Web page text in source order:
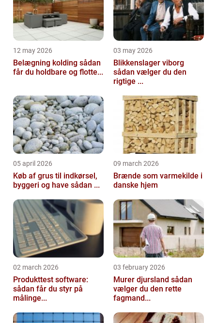
12 may 2026
Belægning kolding sådan
får du holdbare og flotte...
03 may 2026
Blikkenslager viborg
sådan vælger du den
rigtige ...
05 april 2026
Køb af grus til indkørsel,
byggeri og have sådan ...
09 march 2026
Brænde som varmekilde i
danske hjem
02 march 2026
Produkttest software:
sådan får du styr på
målinge...
03 february 2026
Murer djursland sådan
vælger du den rette
fagmand...